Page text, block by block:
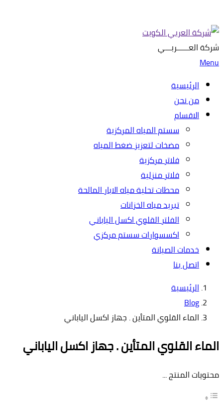
شركة العــــــربـــي
Menu
الرئيسية
من نحن
الاقسام
سستم المياه المركزية
مضخات لتعزيز ضغط المياه
فلاتر مركزية
فلاتر منزلية
محطات تحلية مياه الابار المالحة
تبريد مياه الخزانات
الفلتر القلوي اكسل الياباني
اكسسوارات سستم مركزي
خدمات الصيانة
اتصل بنا
الرئيسية
Blog
الماء القلوي المتأين . جهاز اكسل الياباني
الماء القلوي المتأين . جهاز اكسل الياباني
محتويات المنتج ...